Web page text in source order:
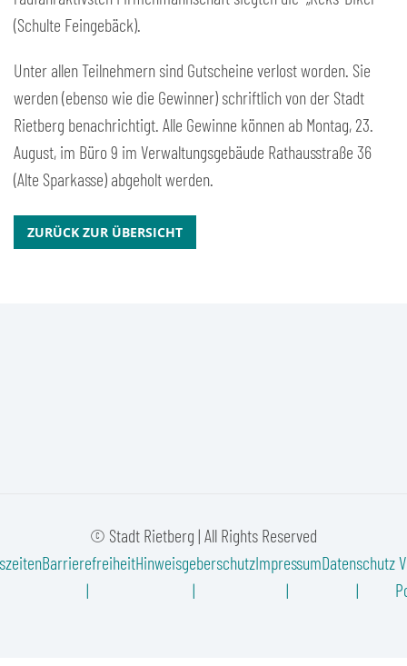
(Schulte Feingebäck).
Unter allen Teilnehmern sind Gutscheine verlost worden. Sie
werden (ebenso wie die Gewinner) schriftlich von der Stadt
Rietberg benachrichtigt. Alle Gewinne können ab Montag, 23.
August, im Büro 9 im Verwaltungsgebäude Rathausstraße 36
(Alte Sparkasse) abgeholt werden.
ZURÜCK ZUR ÜBERSICHT
© Stadt Rietberg | All Rights Reserved
BarrierefreiheitHinweisgeberschutzImpressumDatenschutz